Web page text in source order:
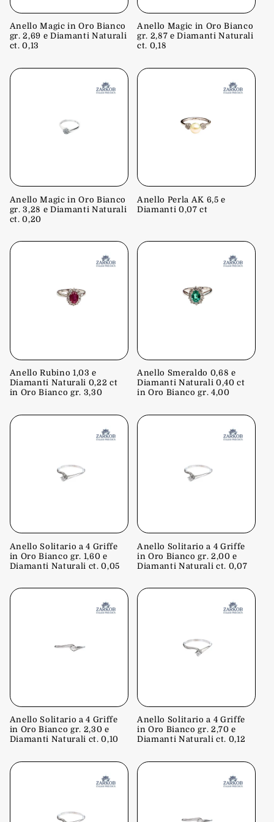
Anello Magic in Oro Bianco
gr. 2,69 e Diamanti Naturali
ct. 0,13
Anello Magic in Oro Bianco
gr. 2,87 e Diamanti Naturali
ct. 0,18
Anello Magic in Oro Bianco
gr. 3,28 e Diamanti Naturali
ct. 0,20
Anello Perla AK 6,5 e
Diamanti 0,07 ct
Anello Rubino 1,03 e
Diamanti Naturali 0,22 ct
in Oro Bianco gr. 3,30
Anello Smeraldo 0,68 e
Diamanti Naturali 0,40 ct
in Oro Bianco gr. 4,00
Anello Solitario a 4 Griffe
in Oro Bianco gr. 1,60 e
Diamanti Naturali ct. 0,05
Anello Solitario a 4 Griffe
in Oro Bianco gr. 2,00 e
Diamanti Naturali ct. 0,07
Anello Solitario a 4 Griffe
in Oro Bianco gr. 2,30 e
Diamanti Naturali ct. 0,10
Anello Solitario a 4 Griffe
in Oro Bianco gr. 2,70 e
Diamanti Naturali ct. 0,12